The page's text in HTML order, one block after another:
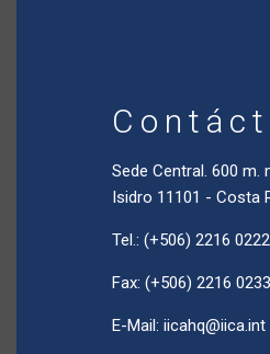
Sede Central. 600
Isidro 11101 - Costa
Tel.: (+506) 2216 0222
Fax: (+506) 2216 0233
E-Mail: iicahq@iica.int